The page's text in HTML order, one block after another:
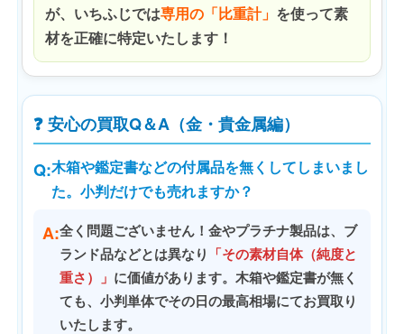
が、いちふじでは専用の「比重計」 を使って素
材を正確に特定いたします！
❓ 安心の買取Q＆A（金・貴金属編）
Q:木箱や鑑定書などの付属品を無くしてしまいまし
た。小判だけでも売れますか？
A:全く問題ございません！金やプラチナ製品は、ブ
ランド品などとは異なり 「その素材自体（純度と
重さ）」 に価値があります。木箱や鑑定書が無く
ても、小判単体でその日の最高相場にてお買取り
いたします。